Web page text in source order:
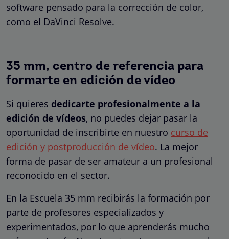
software pensado para la corrección de color,
como el DaVinci Resolve.
35 mm, centro de referencia para
formarte en edición de vídeo
Si quieres dedicarte profesionalmente a la
edición de vídeos, no puedes dejar pasar la
oportunidad de inscribirte en nuestro curso de
edición y postproducción de vídeo. La mejor
forma de pasar de ser amateur a un profesional
reconocido en el sector.
En la Escuela 35 mm recibirás la formación por
parte de profesores especializados y
experimentados, por lo que aprenderás mucho